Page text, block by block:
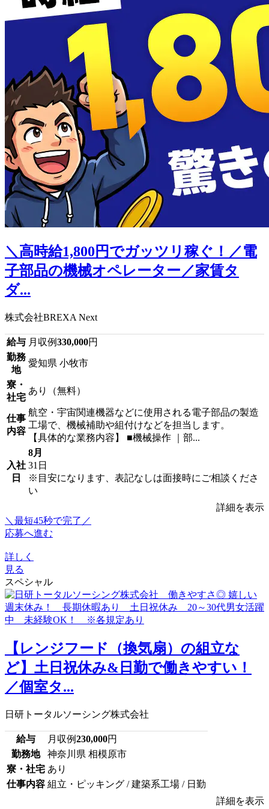
＼高時給1,800円でガッツリ稼ぐ！／電
子部品の機械オペレーター／家賃タ
ダ...
株式会社BREXA Next
給与 月収例330,000円
勤務
地
愛知県 小牧市
寮・
社宅
あり（無料）
仕事
内容
航空・宇宙関連機器などに使用される電子部品の製造
工場で、機械補助や組付けなどを担当します。
【具体的な業務内容】 ■機械操作 ｜部...
入社
日
8月
31日
※目安になります、表記なしは面接時にご相談くださ
い
詳細を表示
＼最短45秒で完了／
応募へ進む
詳しく
見る
スペシャル
【レンジフード（換気扇）の組立な
ど】土日祝休み&日勤で働きやすい！
／個室タ...
日研トータルソーシング株式会社
給与 月収例230,000円
勤務地
神奈川県 相模原市
寮・社宅 あり
仕事内容 組立・ピッキング / 建築系工場 / 日勤
詳細を表示